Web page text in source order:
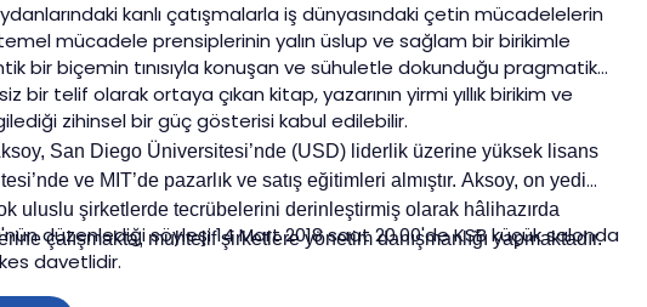
kanlı çatışmalarla iş dünyasındaki çetin mücadelelerin
mücadele prensiplerinin yalın üslup ve sağlam bir birikimle
bir biçemin tınısıyla konuşan ve sühuletle dokunduğu pragmatik
bir telif olarak ortaya çıkan kitap, yazarının yirmi yıllık birikim ve
zihinsel bir güç gösterisi kabul edilebilir.
San Diego Üniversitesi’nde (USD) liderlik üzerine yüksek lisans
ve MIT’de pazarlık ve satış eğitimleri almıştır. Aksoy, on yedi
uluslu şirketlerde tecrübelerini derinleştirmiş olarak hâlihazırda
çalışmakta, muhtelif şirketlere yönetim danışmanlığı yapmaktadır.
düzenlediği söyleşi 14 Mart 2018 saat 20.00'de KSB küçük salonda
davetlidir.